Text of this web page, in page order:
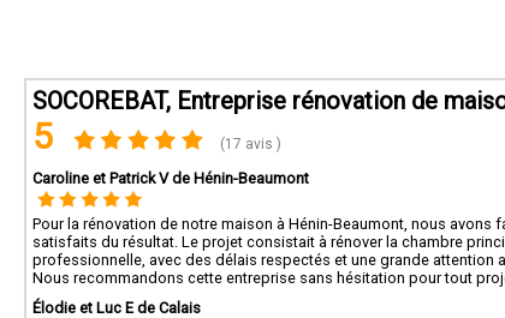
SOCOREBAT, Entreprise rénovation de
5 (17 avis )
Caroline et Patrick V de Hénin-Beaumont
Pour la rénovation de notre maison à Hénin-Beaumont, nous
satisfaits du résultat. Le projet consistait à rénover la chambre
professionnelle, avec des délais respectés et une grande
Nous recommandons cette entreprise sans hésitation pour tout
Élodie et Luc E de Calais